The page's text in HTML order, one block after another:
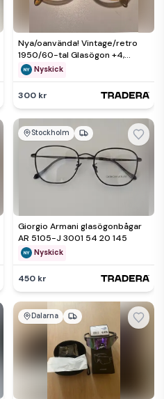
Nya/oanvända! Vintage/retro
1950/60-tal Glasögon +4,
Västerlångs Optik
Nyskick
300 kr
Stockholm
Giorgio Armani glasögonbågar
AR 5105-J 3001 54 20 145
Nyskick
450 kr
Dalarna